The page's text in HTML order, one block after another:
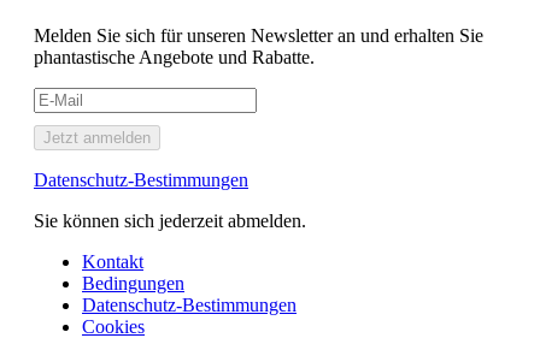
Melden Sie sich für unseren Newsletter an und erhalten Sie
phantastische Angebote und Rabatte.
Jetzt anmelden
Datenschutz-Bestimmungen
Sie können sich jederzeit abmelden.
Kontakt
Bedingungen
Datenschutz-Bestimmungen
Cookies